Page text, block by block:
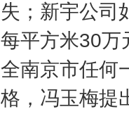
失；新宇公司
每平方米30万
全南京市任何
格，冯玉梅提